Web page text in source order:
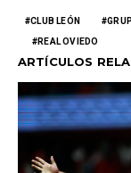
CLUB LEÓN
REAL OVIEDO
ARTÍCULOS